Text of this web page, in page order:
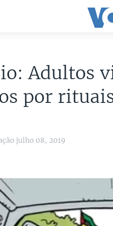
Adultos
por
julho 08, 2019